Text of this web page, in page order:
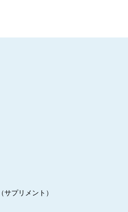
サプリメント）